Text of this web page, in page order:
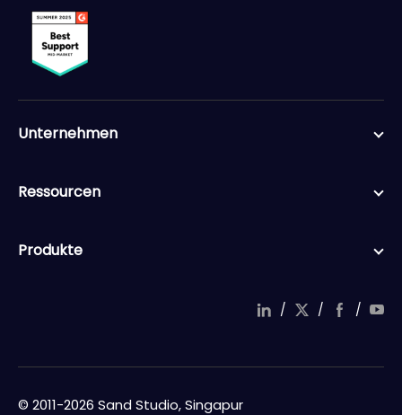
Unternehmen
Ressourcen
Produkte
dI
/
er
/
e
/
u
© 2011-2026 Sand Studio, Singapur